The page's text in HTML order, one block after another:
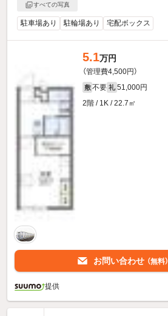
すべての写真
駐車場あり 駐輪場あり 宅配ボックス
5.1万円
（管理費4,500円）
敷 不要 礼 51,000円
2階 / 1K / 22.7㎡
お問い合わせ （無料）
提供